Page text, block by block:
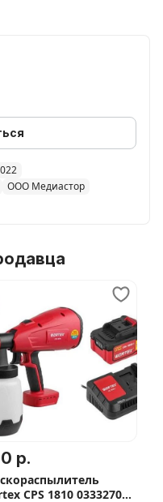
ООО Медиастор
р.
CPS 1810 0333270